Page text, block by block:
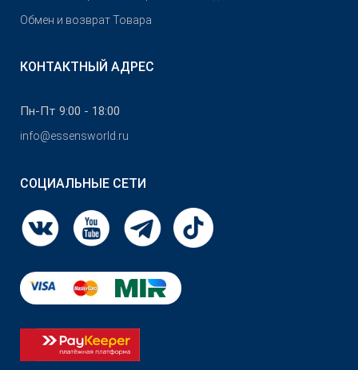
Обмен и возврат Товара
КОНТАКТНЫЙ АДРЕС
Пн-Пт 9:00 - 18:00
info@essensworld.ru
СОЦИАЛЬНЫЕ СЕТИ